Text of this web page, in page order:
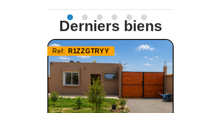
Derniers biens
Ref: R1ZZGTRYY